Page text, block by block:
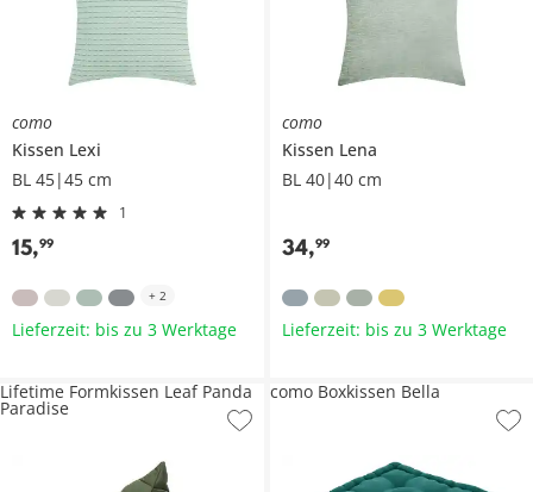
como
Kissen Lexi
BL 45|45 cm
1
15,99
+ 2
Lieferzeit: bis zu 3 Werktage
como
Kissen Lena
BL 40|40 cm
34,99
Lieferzeit: bis zu 3 Werktage
Lifetime Formkissen Leaf Panda
Paradise
como Boxkissen Bella